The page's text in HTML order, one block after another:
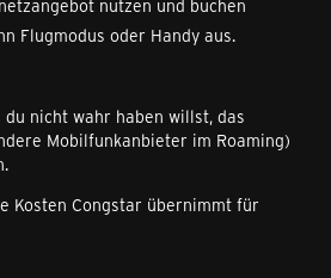
nutzen und buchen
Flugmodus oder Handy aus.
du nicht wahr haben willst, das
Mobilfunkanbieter im Roaming)
Kosten Congstar übernimmt für